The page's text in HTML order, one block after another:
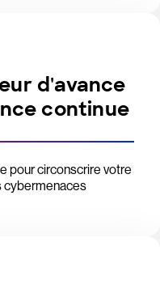
d'avance
continue
pour circonscrire votre
cybermenaces